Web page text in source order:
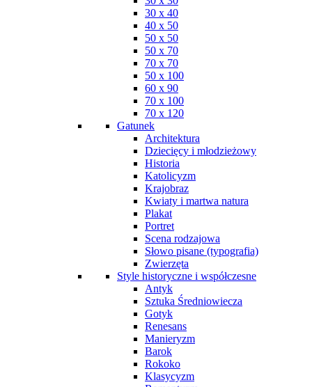
30 x 40
40 x 50
50 x 50
50 x 70
70 x 70
50 x 100
60 x 90
70 x 100
70 x 120
Gatunek
Architektura
Dziecięcy i młodzieżowy
Historia
Katolicyzm
Krajobraz
Kwiaty i martwa natura
Plakat
Portret
Scena rodzajowa
Słowo pisane (typografia)
Zwierzęta
Style historyczne i współczesne
Antyk
Sztuka Średniowiecza
Gotyk
Renesans
Manieryzm
Barok
Rokoko
Klasycyzm